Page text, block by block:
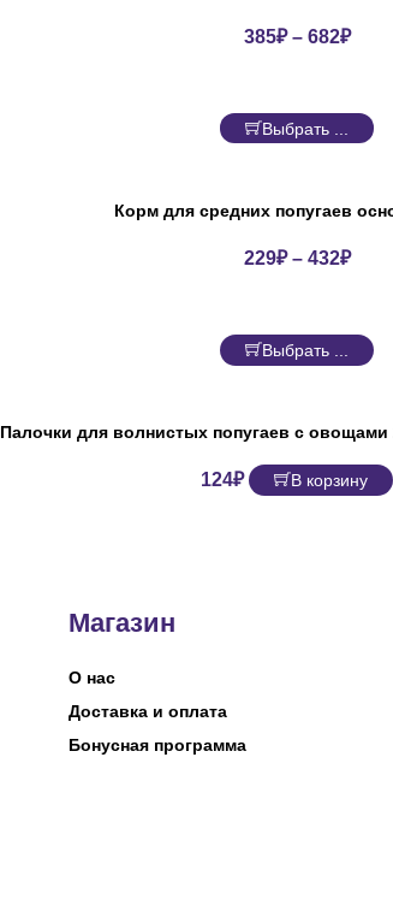
385₽– 682₽
Выбрать ...
Корм для средних попугаев
229₽– 432₽
Выбрать ...
Палочки для волнистых попугаев с
124₽ В корзину
Магазин
О нас
Доставка и оплата
Бонусная программа